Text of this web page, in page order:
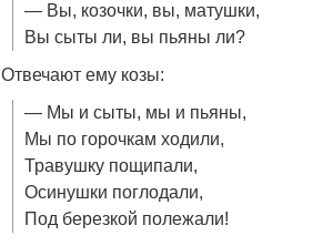
— Вы, козочки, вы, матушки,
Вы сыты ли, вы пьяны ли?
Отвечают ему козы:
— Мы и сыты, мы и пьяны,
Мы по горочкам ходили,
Травушку пощипали,
Осинушки поглодали,
Под березкой полежали!